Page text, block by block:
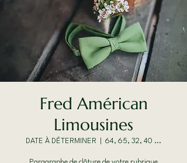
Fred Américan
Limousines
DATE À DÉTERMINER 64, 65, 32, 40 ...